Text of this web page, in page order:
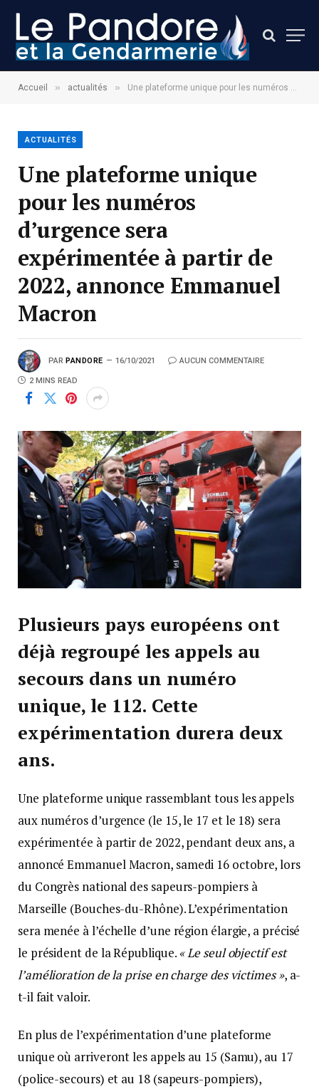
Accueil » actualités » Une plateforme unique pour les numéros d’urgence sera expérimentée à partir de 2022, annonce Emmanuel Macron
ACTUALITÉS
Une plateforme unique
pour les numéros
d’urgence sera
expérimentée à partir de
2022, annonce Emmanuel
Macron
PAR PANDORE 16/10/2021 AUCUN COMMENTAIRE
2 MINS READ
Plusieurs pays européens ont
déjà regroupé les appels au
secours dans un numéro
unique, le 112. Cette
expérimentation durera deux
ans.
Une plateforme unique rassemblant tous les appels
aux numéros d’urgence (le 15, le 17 et le 18) sera
expérimentée à partir de 2022, pendant deux ans, a
annoncé Emmanuel Macron, samedi 16 octobre, lors
du Congrès national des sapeurs-pompiers à
Marseille (Bouches-du-Rhône). L’expérimentation
sera menée à l’échelle d’une région élargie, a précisé
le président de la République.« Le seul objectif est
l’amélioration de la prise en charge des victimes », a-
t-il fait valoir.
En plus de l’expérimentation d’une plateforme
unique où arriveront les appels au 15 (Samu), au 17
(police-secours) et au 18 (sapeurs-pompiers),